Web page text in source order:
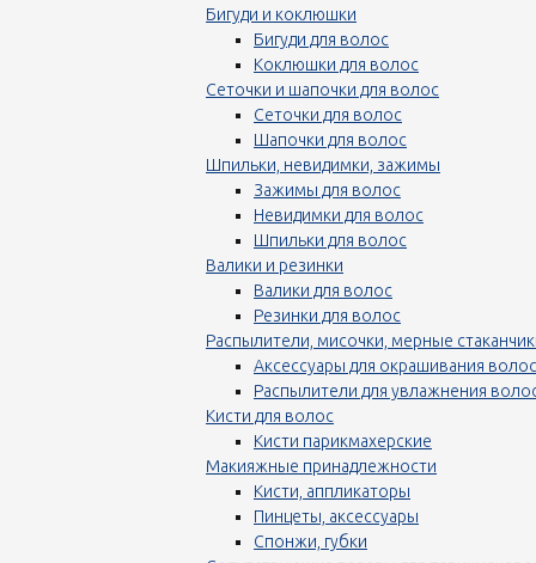
Бигуди и коклюшки
Бигуди для волос
Коклюшки для волос
Сеточки и шапочки для волос
Сеточки для волос
Шапочки для волос
Шпильки, невидимки, зажимы
Зажимы для волос
Невидимки для волос
Шпильки для волос
Валики и резинки
Валики для волос
Резинки для волос
Распылители, мисочки, мерные
Аксессуары для окрашивания волос
Распылители для увлажнения
Кисти для волос
Кисти парикмахерские
Макияжные принадлежности
Кисти, аппликаторы
Пинцеты, аксессуары
Спонжи, губки